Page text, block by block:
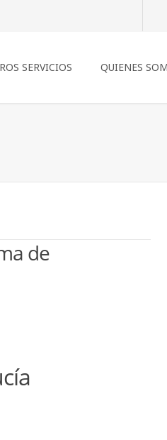
SERVICIOS QUIENES
de